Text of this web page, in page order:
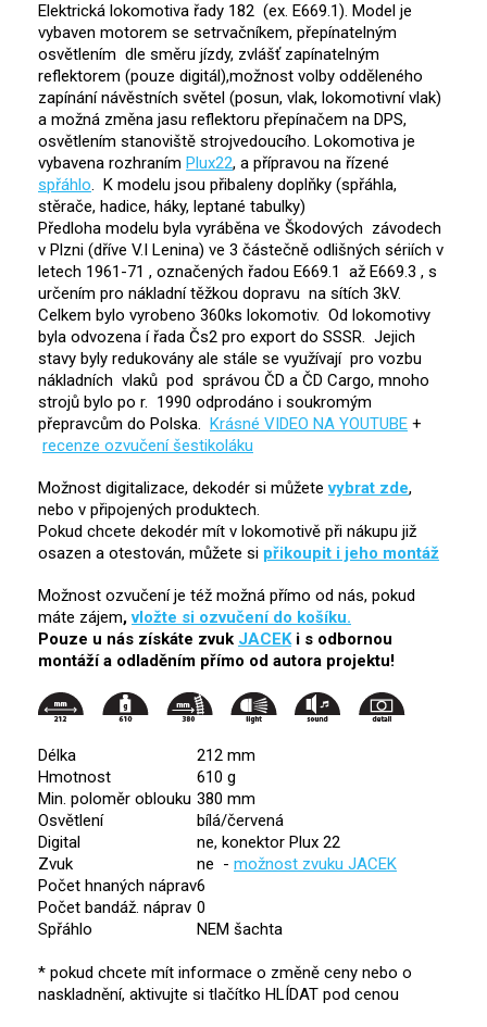
Elektrická lokomotiva řady 182 (ex. E669.1). Model je
vybaven motorem se setrvačníkem, přepínatelným
osvětlením dle směru jízdy, zvlášť zapínatelným
reflektorem (pouze digitál),možnost volby odděleného
zapínání návěstních světel (posun, vlak, lokomotivní vlak)
a možná změna jasu reflektoru přepínačem na DPS,
osvětlením stanoviště strojvedoucího. Lokomotiva je
vybavena rozhraním Plux22, a přípravou na řízené
spřáhlo. K modelu jsou přibaleny doplňky (spřáhla,
stěrače, hadice, háky, leptané tabulky)
Předloha modelu byla vyráběna ve Škodových závodech
v Plzni (dříve V.I Lenina) ve 3 částečně odlišných sériích v
letech 1961-71 , označených řadou E669.1 až E669.3 , s
určením pro nákladní těžkou dopravu na sítích 3kV.
Celkem bylo vyrobeno 360ks lokomotiv. Od lokomotivy
byla odvozena í řada Čs2 pro export do SSSR. Jejich
stavy byly redukovány ale stále se využívají pro vozbu
nákladních vlaků pod správou ČD a ČD Cargo, mnoho
strojů bylo po r. 1990 odprodáno i soukromým
přepravcům do Polska.
Krásné VIDEO NA YOUTUBE +
recenze ozvučení šestikoláku
Možnost digitalizace, dekodér si můžete vybrat zde,
nebo v připojených produktech.
Pokud chcete dekodér mít v lokomotivě při nákupu již
osazen a otestován, můžete si přikoupit i jeho montáž
Možnost ozvučení je též možná přímo od nás, pokud
máte zájem,vložte si ozvučení do košíku.
Pouze u nás získáte zvuk JACEK i s odbornou
montáží a odladěním přímo od autora projektu!
Délka
212 mm
Hmotnost
610 g
Min. poloměr oblouku 380 mm
Osvětlení
bílá/červená
Digital
ne, konektor Plux 22
Zvuk
ne - možnost zvuku JACEK
Počet hnaných náprav6
Počet bandáž. náprav 0
Spřáhlo
NEM šachta
* pokud chcete mít informace o změně ceny nebo o
naskladnění, aktivujte si tlačítko HLÍDAT pod cenou